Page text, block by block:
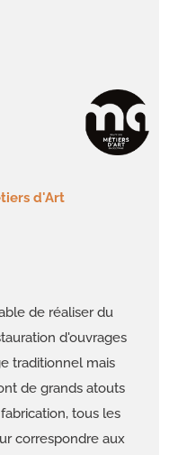
d'Art
de réaliser du
d'ouvrages
traditionnel mais
de grands atouts
tous les
correspondre aux